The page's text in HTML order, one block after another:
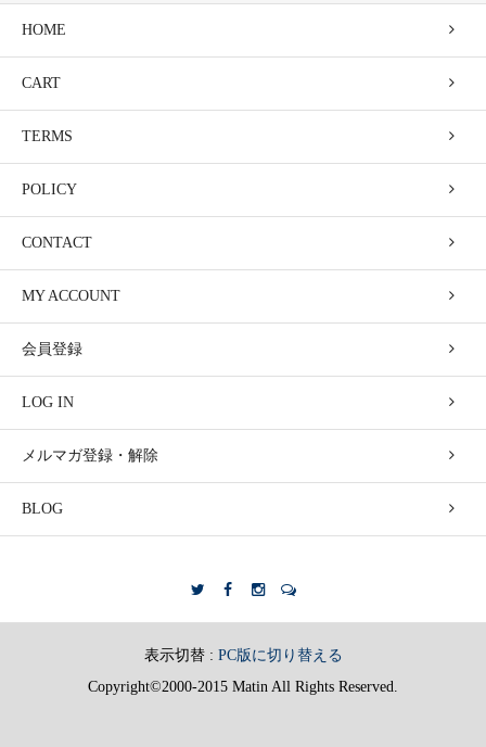
HOME
CART
TERMS
POLICY
CONTACT
MY ACCOUNT
会員登録
LOG IN
メルマガ登録・解除
BLOG
表示切替 : PC版に切り替える
Copyright©2000-2015 Matin All Rights Reserved.